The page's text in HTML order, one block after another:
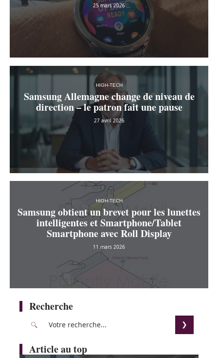
25 mars 2026
HIGH-TECH
Samsung Allemagne change de niveau de
direction – le patron fait une pause
27 avril 2026
HIGH-TECH
Samsung obtient un brevet pour les lunettes
intelligentes et Smartphone/Tablet
Smartphone avec Roll Display
11 mars 2026
Recherche
Article au top